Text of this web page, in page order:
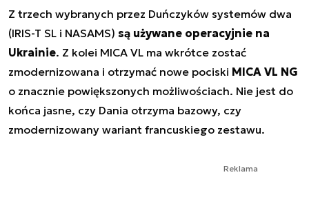
Z trzech wybranych przez Duńczyków systemów dwa
(IRIS-T SL i NASAMS) są używane operacyjnie na
Ukrainie. Z kolei MICA VL ma wkrótce zostać
zmodernizowana i otrzymać nowe pociski MICA VL NG
o znacznie powiększonych możliwościach. Nie jest do
końca jasne, czy Dania otrzyma bazowy, czy
zmodernizowany wariant francuskiego zestawu.
Reklama